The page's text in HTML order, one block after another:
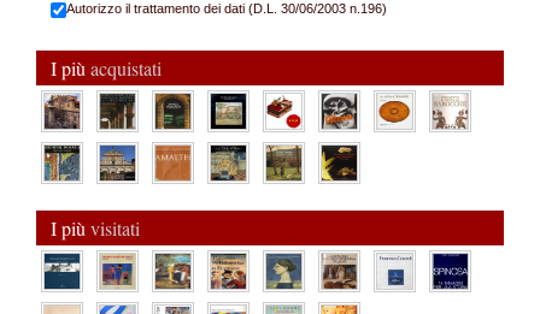
Autorizzo il trattamento dei dati (D.L. 30/06/2003 n.196)
I più acquistati
I più visitati